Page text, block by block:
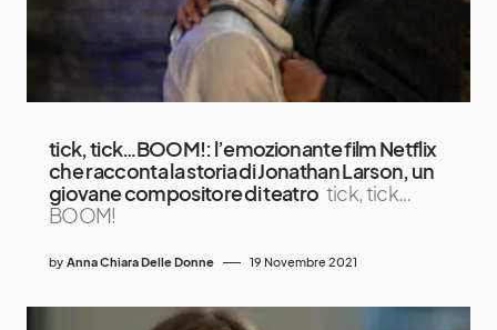
tick, tick…BOOM!: l’emozionante film Netflix
che racconta la storia di Jonathan Larson, un
giovane compositore di teatro tick, tick…
BOOM!
by Anna Chiara Delle Donne 19 Novembre 2021